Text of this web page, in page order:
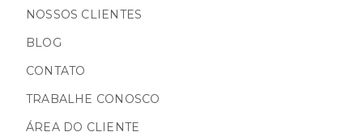
NOSSOS CLIENTES
BLOG
CONTATO
TRABALHE CONOSCO
ÁREA DO CLIENTE